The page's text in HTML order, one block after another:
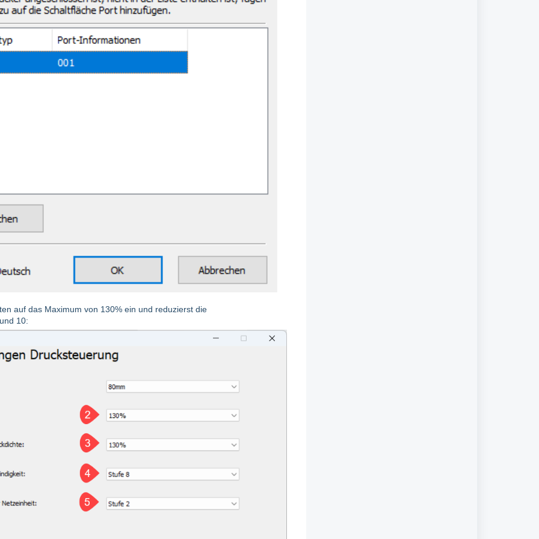
auf das Maximum von 130% ein und reduzierst die
10: